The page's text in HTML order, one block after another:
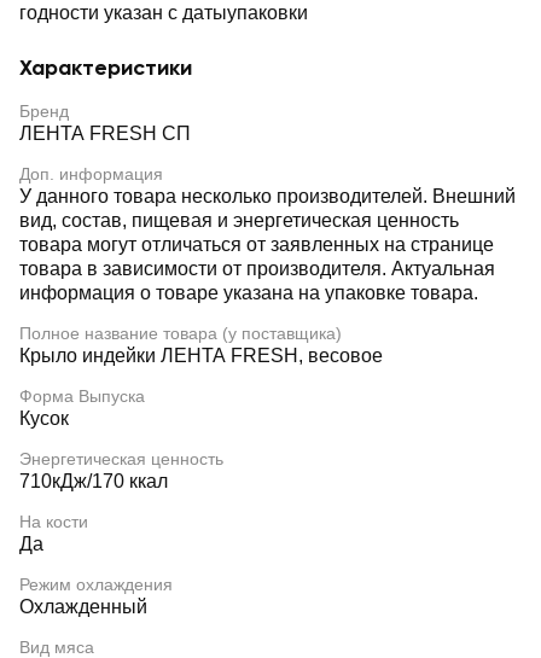
годности указан с датыупаковки
Характеристики
Бренд
ЛЕНТА FRESH СП
Доп. информация
У данного товара несколько производителей. Внешний
вид, состав, пищевая и энергетическая ценность
товара могут отличаться от заявленных на странице
товара в зависимости от производителя. Актуальная
информация о товаре указана на упаковке товара.
Полное название товара (у поставщика)
Крыло индейки ЛЕНТА FRESH, весовое
Форма Выпуска
Кусок
Энергетическая ценность
710кДж/170 ккал
На кости
Да
Режим охлаждения
Охлажденный
Вид мяса